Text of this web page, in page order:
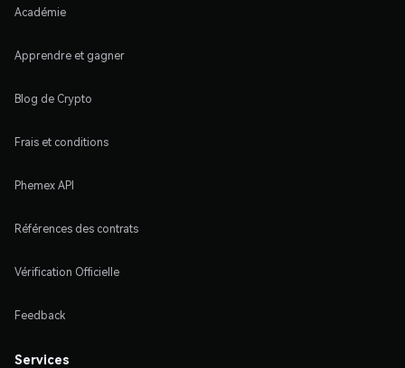
Académie
Apprendre et gagner
Blog de Crypto
Frais et conditions
Phemex API
Références des contrats
Vérification Officielle
Feedback
Services